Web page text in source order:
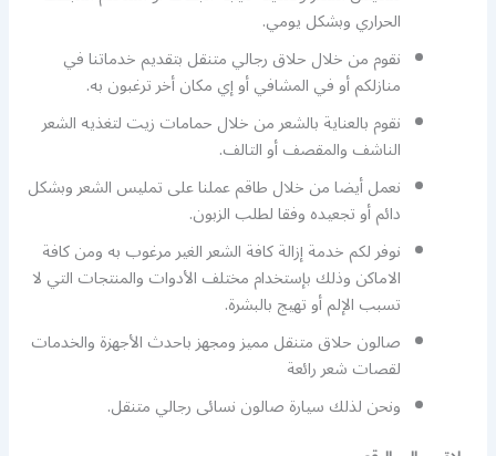
الحراري وبشكل يومي.
نقوم من خلال حلاق رجالي متنقل بتقديم خدماتنا في
منازلكم أو في المشافي أو إي مكان أخر ترغبون به.
نقوم بالعناية بالشعر من خلال حمامات زيت لتغذيه الشعر
الناشف والمقصف أو التالف.
نعمل أيضا من خلال طاقم عملنا على تمليس الشعر وبشكل
دائم أو تجعيده وفقا لطلب الزبون.
نوفر لكم خدمة إزالة كافة الشعر الغير مرغوب به ومن كافة
الاماكن وذلك بإستخدام مختلف الأدوات والمنتجات التي لا
تسبب الإلم أو تهيج بالبشرة.
صالون حلاق متنقل مميز ومجهز باحدث الأجهزة والخدمات
لقصات شعر رائعة
ونحن لذلك سيارة صالون نسائى رجالي متنقل.